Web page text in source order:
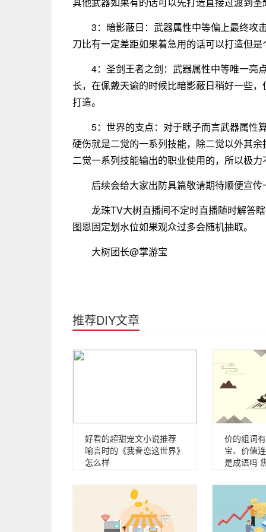
3：暗影蔽日：武器属性中等偏上最终攻
刀比有一定差距如果着急用的话可以打造但
4：圣剑王者之剑：武器属性中等唯一亮
长，在佩戴天谕的时候比暗影蔽日稍好一些
打造。
5：世界的支点：对于瞎子而言武器属性
硬伤就是二觉的一系列技能，除二觉以外其
二觉一系列技能输出的职业使用的，所以极
后续会给大家出防具篇敬请期待顺便宣
龙珠TV大树直播间不定时直播随时解答
图恩固定划水位如果观众过多会随机抽取。
大树团长@掌游宝
推荐DIY文章
好看的超甜宠文小说推荐
喻言时的《我眷恋这世界》
怎么样
价的组词
宝、价值
是成语吗